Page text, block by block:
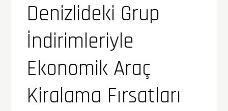
Denizlideki Grup
İndirimleriyle
Ekonomik Araç
Kiralama Fırsatları